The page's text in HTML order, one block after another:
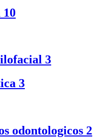
10
3
3
odontologicos 2